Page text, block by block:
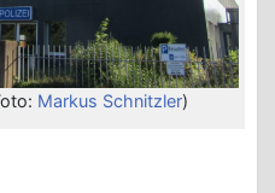
Markus Schnitzler)